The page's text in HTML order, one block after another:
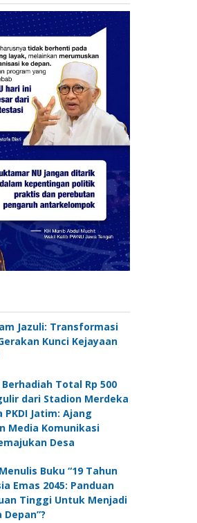
Jazuli: Transformasi
Kunci Kejayaan
Berhadiah Total Rp 500
dari Stadion Merdeka
PKDI Jatim: Ajang
Media Komunikasi
Desa
Buku “19 Tahun
Emas 2045: Panduan
Tinggi Untuk Menjadi